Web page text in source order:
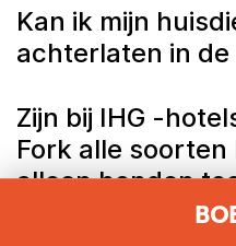
Kan ik mijn
achterlaten in de
Zijn bij IHG -
Fork alle
alleen honden